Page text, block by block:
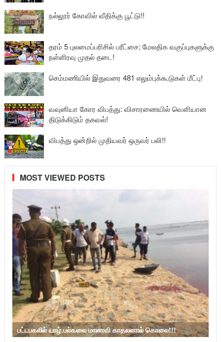
நல்லூர் கோவில் வீதிக்கு பூட்டு!!
தரம் 5 புலமைப்பரிசில் பரீட்சை; மேலதிக வகுப்புகளுக்கு
நள்ளிரவு முதல் தடை!
செம்மணியில் இதுவரை 481 எலும்புக்கூடுகள் மீட்பு!
வவுனியா கோர விபத்து: விசாரணையில் வௌியான
திடுக்கிடும் தகவல்!
விபத்து ஒன்றில் முதியவர் ஒருவர் பலி!!
MOST VIEWED POSTS
பட்டபகலில் யாழ்.பல்கலை மாணவி காதலனால் கொலை!!!